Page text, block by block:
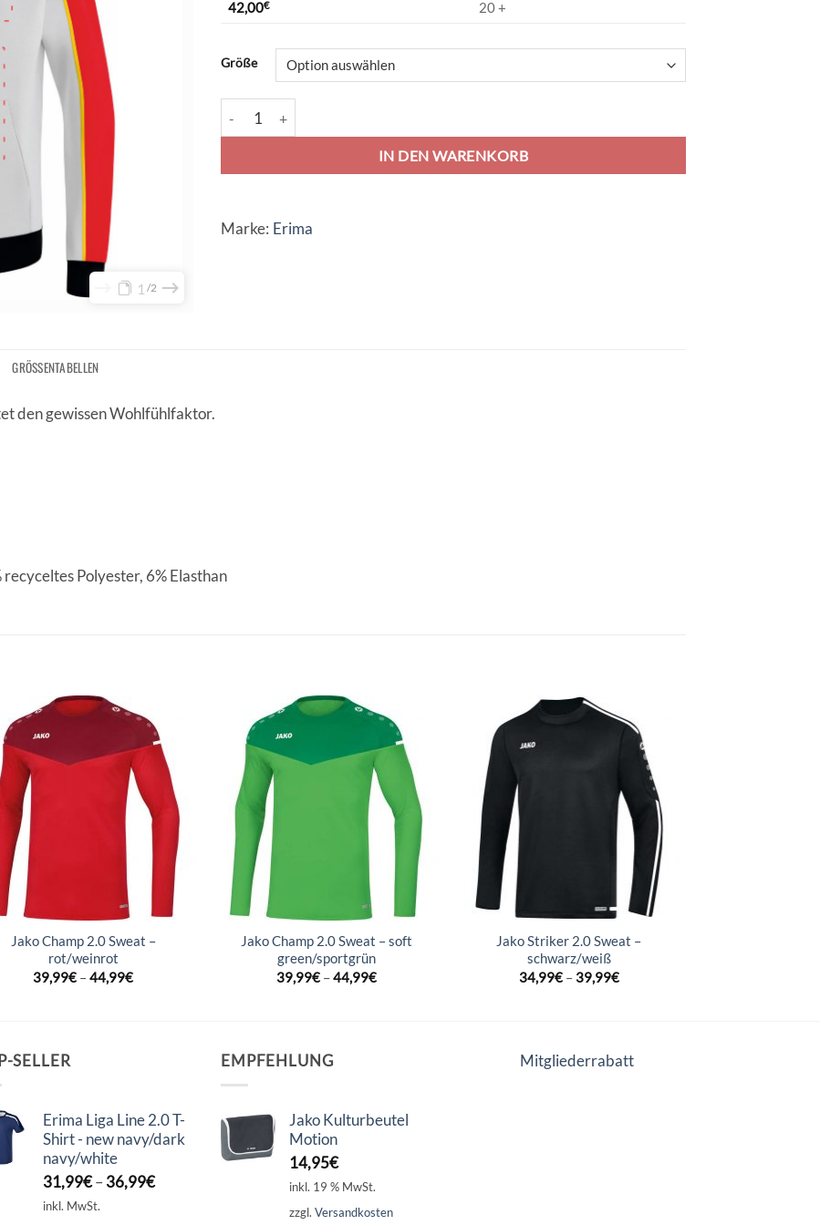
1 2
42,00€ 20 +
Größe
Erima Change Kapuzensweat - white/black/red Menge
IN DEN WARENKORB
Alternative:
Marke: Erima
GRÖSSENTABELLEN
den gewissen Wohlfühlfaktor.
Polyester, 6% Elasthan
Jako Champ 2.0 Sweat –
rot/weinrot
39,99€ –44,99€
Jako Champ 2.0 Sweat – soft
green/sportgrün
39,99€–44,99€
Jako Striker 2.0 Sweat –
schwarz/weiß
34,99€– 39,99€
SELLER
Erima Liga Line 2.0 T-
Shirt - new navy/dark
navy/white
31,99€– 36,99€
inkl. MwSt.
EMPFEHLUNG
Jako Kulturbeutel
Motion
14,95€
inkl. 19 % MwSt.
zzgl. Versandkosten
Mitgliederrabatt